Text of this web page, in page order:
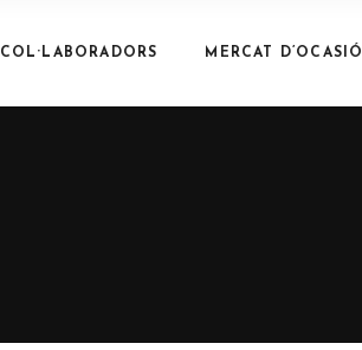
COL·LABORADORS MERCAT D’OCASIÓ